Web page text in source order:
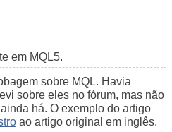
em MQL5.
sobre MQL. Havia
sobre eles no fórum, mas não
há. O exemplo do artigo
ao artigo original em inglês.